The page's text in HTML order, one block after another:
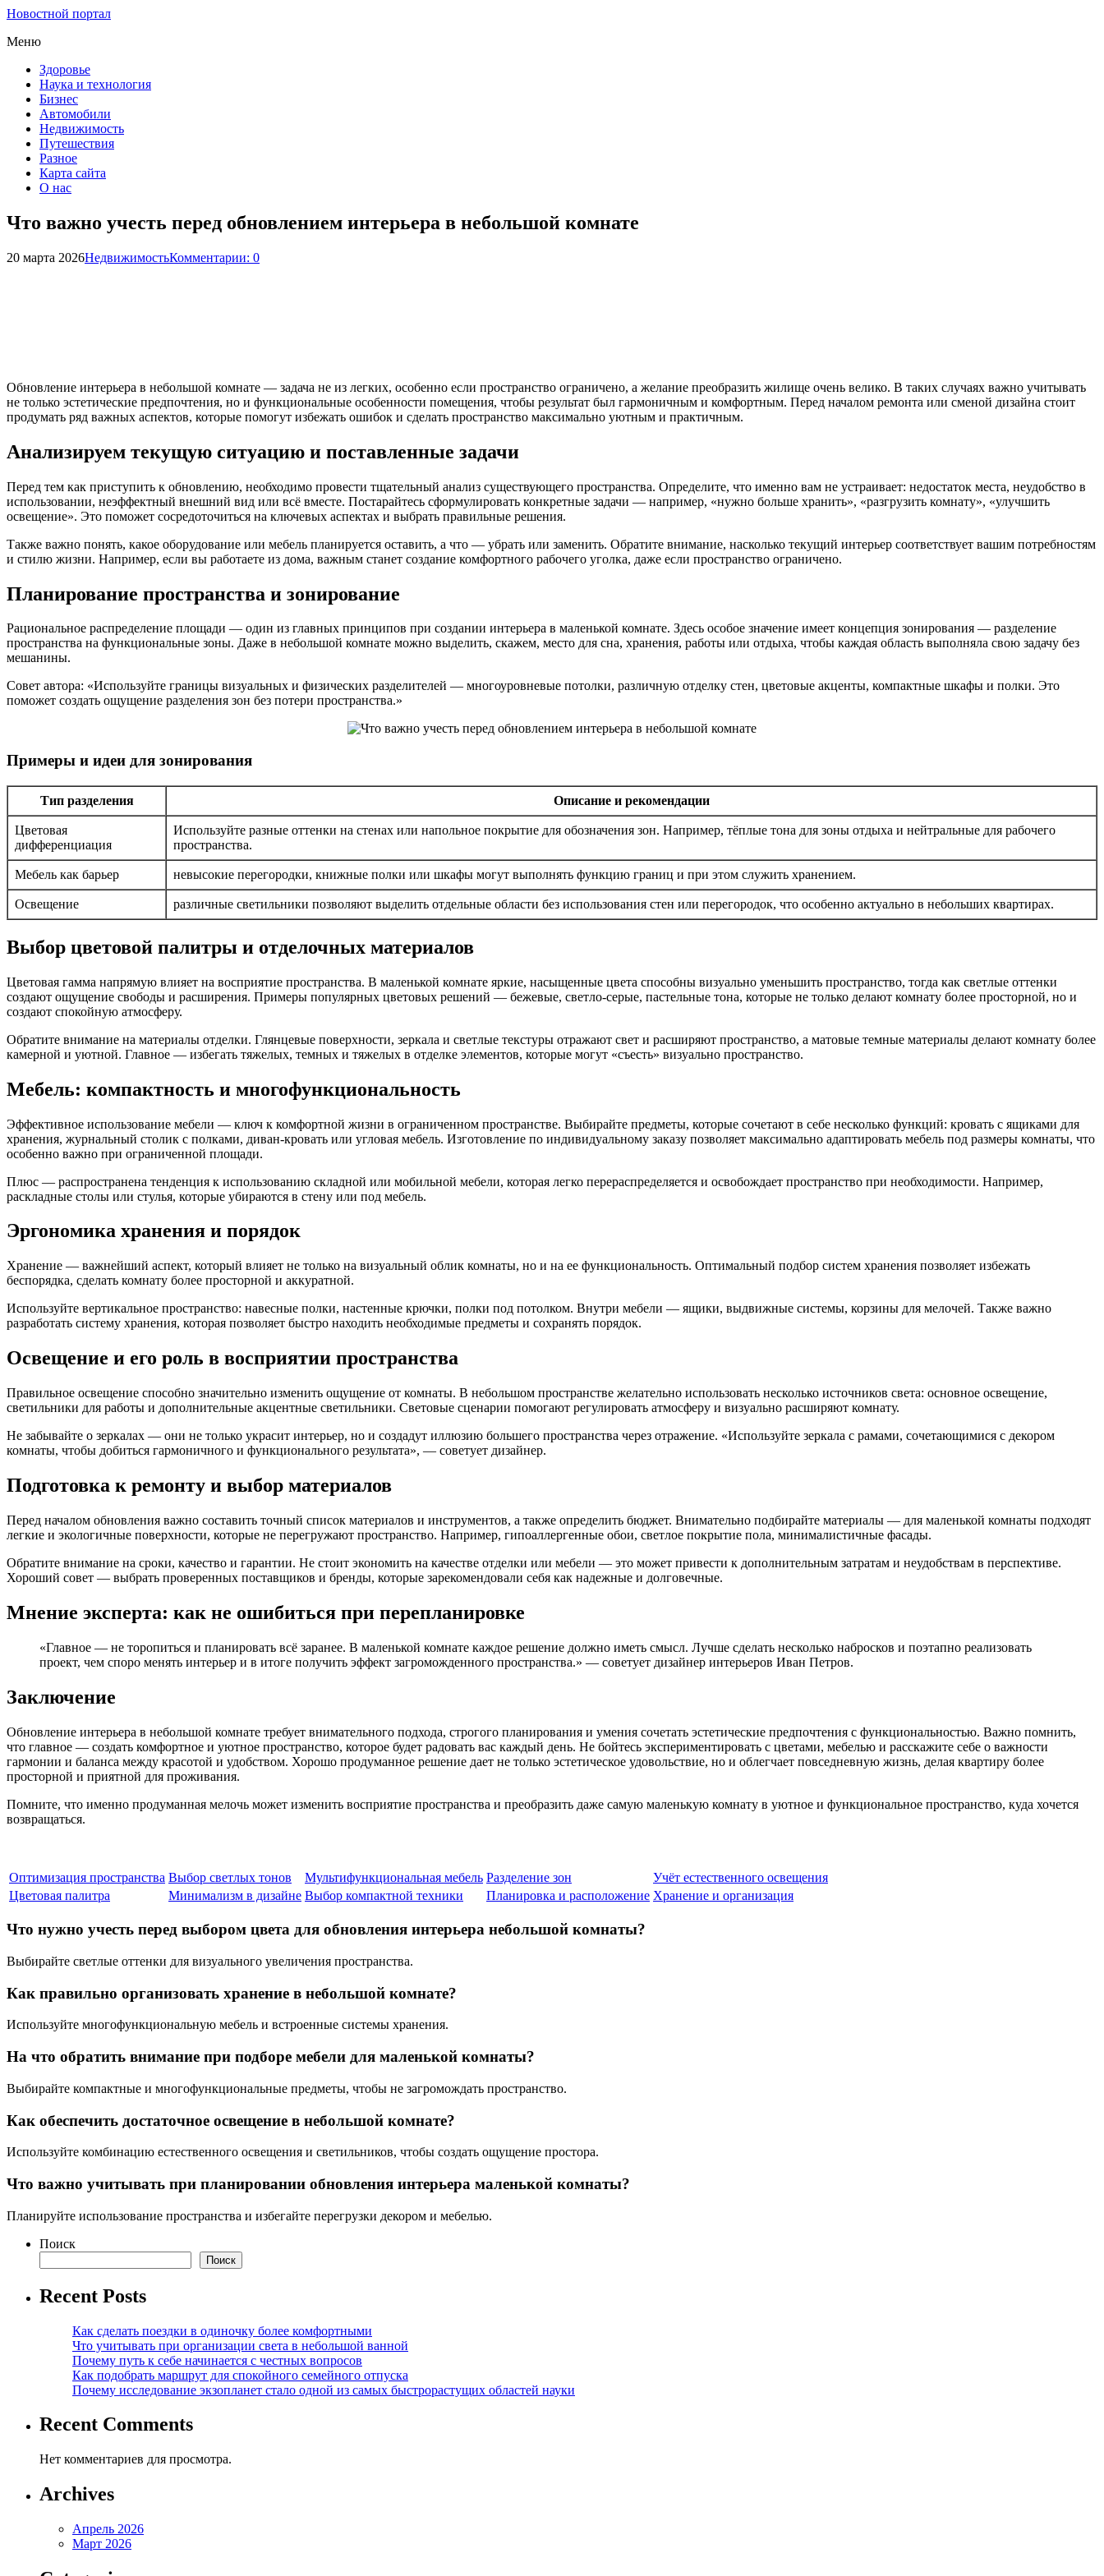
Новостной портал
Меню
Здоровье
Наука и технология
Бизнес
Автомобили
Недвижимость
Путешествия
Разное
Карта сайта
О нас
Что важно учесть перед обновлением интерьера в небольшой комнате
20 марта 2026НедвижимостьКомментарии: 0
Обновление интерьера в небольшой комнате — задача не из легких, особенно если пространство ограничено, а желание преобразить жилище очень велико. В таких случаях важно учитывать
не только эстетические предпочтения, но и функциональные особенности помещения, чтобы результат был гармоничным и комфортным. Перед началом ремонта или сменой дизайна стоит
продумать ряд важных аспектов, которые помогут избежать ошибок и сделать пространство максимально уютным и практичным.
Анализируем текущую ситуацию и поставленные задачи
Перед тем как приступить к обновлению, необходимо провести тщательный анализ существующего пространства. Определите, что именно вам не устраивает: недостаток места, неудобство в
использовании, неэффектный внешний вид или всё вместе. Постарайтесь сформулировать конкретные задачи — например, «нужно больше хранить», «разгрузить комнату», «улучшить
освещение». Это поможет сосредоточиться на ключевых аспектах и выбрать правильные решения.
Также важно понять, какое оборудование или мебель планируется оставить, а что — убрать или заменить. Обратите внимание, насколько текущий интерьер соответствует вашим потребностям
и стилю жизни. Например, если вы работаете из дома, важным станет создание комфортного рабочего уголка, даже если пространство ограничено.
Планирование пространства и зонирование
Рациональное распределение площади — один из главных принципов при создании интерьера в маленькой комнате. Здесь особое значение имеет концепция зонирования — разделение
пространства на функциональные зоны. Даже в небольшой комнате можно выделить, скажем, место для сна, хранения, работы или отдыха, чтобы каждая область выполняла свою задачу без
мешанины.
Совет автора: «Используйте границы визуальных и физических разделителей — многоуровневые потолки, различную отделку стен, цветовые акценты, компактные шкафы и полки. Это
поможет создать ощущение разделения зон без потери пространства.»
Примеры и идеи для зонирования
Тип разделения Описание и рекомендации
Цветовая
дифференциация
Используйте разные оттенки на стенах или напольное покрытие для обозначения зон. Например, тёплые тона для зоны отдыха и нейтральные для рабочего
пространства.
Мебель как барьер невысокие перегородки, книжные полки или шкафы могут выполнять функцию границ и при этом служить хранением.
Освещение различные светильники позволяют выделить отдельные области без использования стен или перегородок, что особенно актуально в небольших квартирах.
Выбор цветовой палитры и отделочных материалов
Цветовая гамма напрямую влияет на восприятие пространства. В маленькой комнате яркие, насыщенные цвета способны визуально уменьшить пространство, тогда как светлые оттенки
создают ощущение свободы и расширения. Примеры популярных цветовых решений — бежевые, светло-серые, пастельные тона, которые не только делают комнату более просторной, но и
создают спокойную атмосферу.
Обратите внимание на материалы отделки. Глянцевые поверхности, зеркала и светлые текстуры отражают свет и расширяют пространство, а матовые темные материалы делают комнату более
камерной и уютной. Главное — избегать тяжелых, темных и тяжелых в отделке элементов, которые могут «съесть» визуально пространство.
Мебель: компактность и многофункциональность
Эффективное использование мебели — ключ к комфортной жизни в ограниченном пространстве. Выбирайте предметы, которые сочетают в себе несколько функций: кровать с ящиками для
хранения, журнальный столик с полками, диван-кровать или угловая мебель. Изготовление по индивидуальному заказу позволяет максимально адаптировать мебель под размеры комнаты, что
особенно важно при ограниченной площади.
Плюс — распространена тенденция к использованию складной или мобильной мебели, которая легко перераспределяется и освобождает пространство при необходимости. Например,
раскладные столы или стулья, которые убираются в стену или под мебель.
Эргономика хранения и порядок
Хранение — важнейший аспект, который влияет не только на визуальный облик комнаты, но и на ее функциональность. Оптимальный подбор систем хранения позволяет избежать
беспорядка, сделать комнату более просторной и аккуратной.
Используйте вертикальное пространство: навесные полки, настенные крючки, полки под потолком. Внутри мебели — ящики, выдвижные системы, корзины для мелочей. Также важно
разработать систему хранения, которая позволяет быстро находить необходимые предметы и сохранять порядок.
Освещение и его роль в восприятии пространства
Правильное освещение способно значительно изменить ощущение от комнаты. В небольшом пространстве желательно использовать несколько источников света: основное освещение,
светильники для работы и дополнительные акцентные светильники. Световые сценарии помогают регулировать атмосферу и визуально расширяют комнату.
Не забывайте о зеркалах — они не только украсит интерьер, но и создадут иллюзию большего пространства через отражение. «Используйте зеркала с рамами, сочетающимися с декором
комнаты, чтобы добиться гармоничного и функционального результата», — советует дизайнер.
Подготовка к ремонту и выбор материалов
Перед началом обновления важно составить точный список материалов и инструментов, а также определить бюджет. Внимательно подбирайте материалы — для маленькой комнаты подходят
легкие и экологичные поверхности, которые не перегружают пространство. Например, гипоаллергенные обои, светлое покрытие пола, минималистичные фасады.
Обратите внимание на сроки, качество и гарантии. Не стоит экономить на качестве отделки или мебели — это может привести к дополнительным затратам и неудобствам в перспективе.
Хороший совет — выбрать проверенных поставщиков и бренды, которые зарекомендовали себя как надежные и долговечные.
Мнение эксперта: как не ошибиться при перепланировке
«Главное — не торопиться и планировать всё заранее. В маленькой комнате каждое решение должно иметь смысл. Лучше сделать несколько набросков и поэтапно реализовать
проект, чем споро менять интерьер и в итоге получить эффект загроможденного пространства.» — советует дизайнер интерьеров Иван Петров.
Заключение
Обновление интерьера в небольшой комнате требует внимательного подхода, строгого планирования и умения сочетать эстетические предпочтения с функциональностью. Важно помнить,
что главное — создать комфортное и уютное пространство, которое будет радовать вас каждый день. Не бойтесь экспериментировать с цветами, мебелью и расскажите себе о важности
гармонии и баланса между красотой и удобством. Хорошо продуманное решение дает не только эстетическое удовольствие, но и облегчает повседневную жизнь, делая квартиру более
просторной и приятной для проживания.
Помните, что именно продуманная мелочь может изменить восприятие пространства и преобразить даже самую маленькую комнату в уютное и функциональное пространство, куда хочется
возвращаться.
Оптимизация пространства Выбор светлых тонов Мультифункциональная мебель Разделение зон
Учёт естественного освещения
Цветовая палитра
Минимализм в дизайне Выбор компактной техники Планировка и расположение Хранение и организация
Что нужно учесть перед выбором цвета для обновления интерьера небольшой комнаты?
Выбирайте светлые оттенки для визуального увеличения пространства.
Как правильно организовать хранение в небольшой комнате?
Используйте многофункциональную мебель и встроенные системы хранения.
На что обратить внимание при подборе мебели для маленькой комнаты?
Выбирайте компактные и многофункциональные предметы, чтобы не загромождать пространство.
Как обеспечить достаточное освещение в небольшой комнате?
Используйте комбинацию естественного освещения и светильников, чтобы создать ощущение простора.
Что важно учитывать при планировании обновления интерьера маленькой комнаты?
Планируйте использование пространства и избегайте перегрузки декором и мебелью.
Поиск
Поиск
Recent Posts
Как сделать поездки в одиночку более комфортными
Что учитывать при организации света в небольшой ванной
Почему путь к себе начинается с честных вопросов
Как подобрать маршрут для спокойного семейного отпуска
Почему исследование экзопланет стало одной из самых быстрорастущих областей науки
Recent Comments
Нет комментариев для просмотра.
Archives
Апрель 2026
Март 2026